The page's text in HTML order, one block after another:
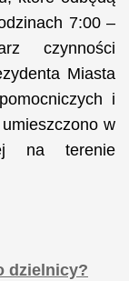
7:00 –
czynności
Miasta
i
w
na terenie
dzielnicy?